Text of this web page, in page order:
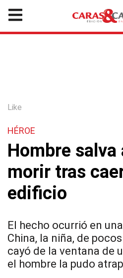
Like
HÉROE
Hombre salva
morir tras
edificio
El hecho ocurrió en
China, la niña, de
cayó de la ventana de
el hombre la pudo